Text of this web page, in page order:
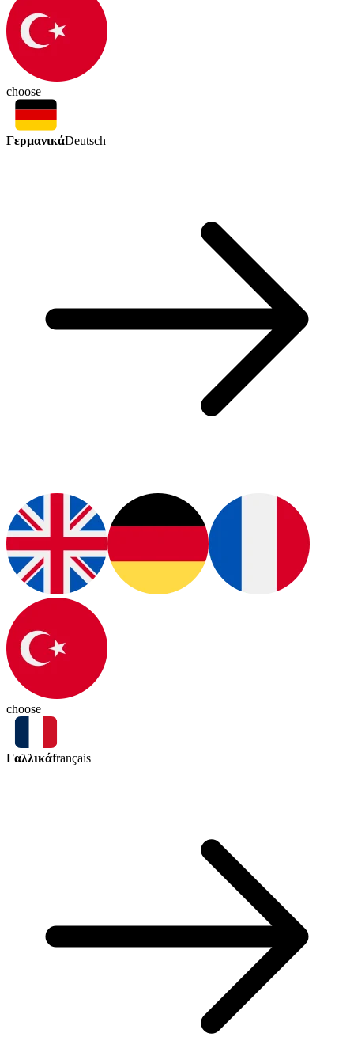
choose
ΓερμανικάDeutsch
choose
Γαλλικάfrançais